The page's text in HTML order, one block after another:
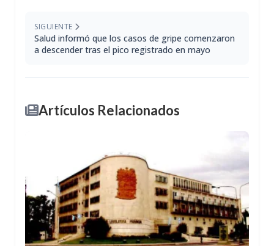
SIGUIENTE
Salud informó que los casos de gripe comenzaron
a descender tras el pico registrado en mayo
Artículos Relacionados